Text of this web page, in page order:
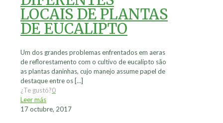
LOCAIS DE PLANTAS
DE EUCALIPTO
Um dos grandes problemas enfrentados em aeras
de reflorestamento com o cultivo de eucalipto são
as plantas daninhas, cujo manejo assume papel de
destaque entre os […]
¿Te gustó?0
Leer más
17 octubre, 2017